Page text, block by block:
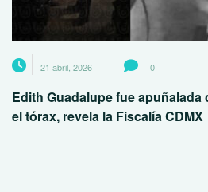
21 abril, 2026 0
Edith Guadalupe fue
el tórax, revela la Fiscalía CDMX